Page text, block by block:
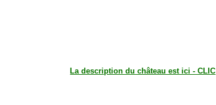
La description du château est ici - CLIC